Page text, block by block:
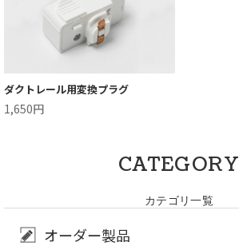
ダクトレール用変換プラグ
1,650円
CATEGORY
カテゴリ一覧
オーダー製品